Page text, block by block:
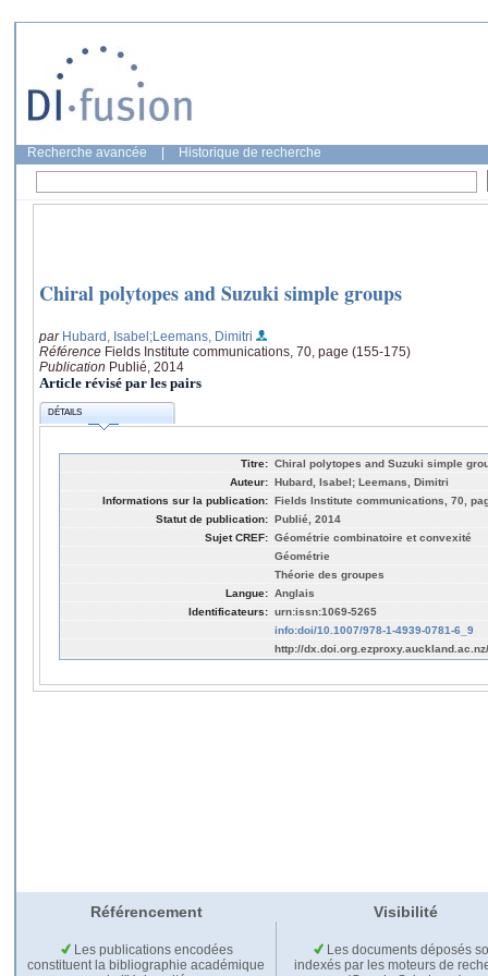
Recherche avancée Historique de recherche
Chiral polytopes and Suzuki simple groups
par Hubard, Isabel;Leemans, Dimitri
Référence Fields Institute communications, 70, page (155-175)
Publication Publié, 2014
Article révisé par les pairs
DÉTAILS
Titre: Chiral polytopes and Suzuki simple
Auteur: Hubard, Isabel; Leemans, Dimitri
Informations sur la publication: Fields Institute communications, 70,
Statut de publication: Publié, 2014
Sujet CREF: Géométrie combinatoire et convexité
Géométrie
Théorie des groupes
Langue: Anglais
Identificateurs: urn:issn:1069-5265
info:doi/10.1007/978-1-4939-0781-6_9
http://
Référencement Visibilité
Les publications encodées
constituent la bibliographie académique
Les documents déposés
indexés par les moteurs de